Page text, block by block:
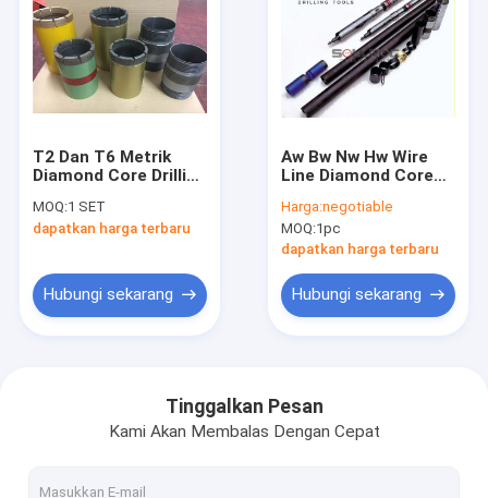
Tentang kami
Tur Pabrik
kasus
Down The Hole Hammer
T2 Dan T6 Metrik
Diamond Core Drilling
Core Drill Bit Antirust
MOQ:1 SET
dapatkan harga terbaru
Hubungi sekarang
Aw Bw Nw Hw Wire
Line Diamond Core
Pengeboran
Eksplorasi
Pertambangan
Harga:negotiable
MOQ:1pc
dapatkan harga terbaru
Hubungi sekarang
Tinggalkan Pesan
Kami Akan Membalas Dengan Cepat